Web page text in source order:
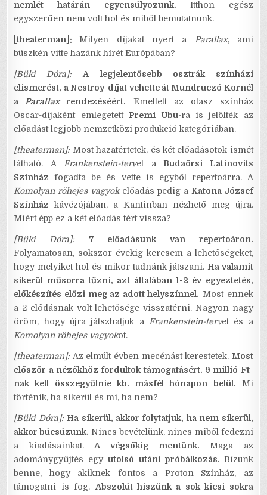
nemlét határán egyensúlyozunk. Itthon egész
egyszerűen nem volt hol és miből bemutatnunk.
[theaterman]: Milyen díjakat nyert a Parallax, ami
büszkén vitte hazánk hírét Európában?
[Büki Dóra]:
A legjelentősebb osztrák színházi
elismerést, a Nestroy-díjat vehette át Mundruczó Kornél
aParallaxrendezéséért. Emellett az olasz színház
Oscar-díjaként emlegetettPremi Ubu-ra is jelölték az
előadást legjobb nemzetközi produkció kategóriában.
[theaterman]: Most hazatértetek, és két előadásotok ismét
látható. AFrankenstein-tervet a Budaörsi Latinovits
Színház fogadta be és vette is egyből repertoárra. A
Komolyan röhejes vagyokelőadás pedig a Katona József
Színház kávézójában, a Kantinban nézhető meg újra.
Miért épp ez a két előadás tért vissza?
[Büki Dóra]:
7 előadásunk van repertoáron.
Folyamatosan, sokszor évekig keresem a lehetőségeket,
hogy melyiket hol és mikor tudnánk játszani. Ha valamit
sikerül műsorra tűzni, azt általában 1-2 év egyeztetés,
előkészítés előzi meg az adott helyszínnel. Most ennek
a 2 elődásnak volt lehetősége visszatérni. Nagyon nagy
öröm, hogy újra játszhatjuk aFrankenstein-tervet és a
Komolyan röhejes vagyokot.
[theaterman]: Az elmúlt évben mecénást kerestetek. Most
először a nézőkhöz fordultok támogatásért. 9 millió Ft-
nak kell összegyűlnie kb. másfél hónapon belül. Mi
történik, ha sikerül és mi, ha nem?
[Büki Dóra]: Ha sikerül, akkor folytatjuk, ha nem sikerül,
akkor búcsúzunk. Nincs bevételünk, nincs miből fedezni
a kiadásainkat.A végsőkig mentünk. Maga az
adománygyűjtés egyutolsó utáni próbálkozás. Bízunk
benne, hogy akiknek fontos a Proton Színház, az
támogatni is fog.Abszolút hiszünk a sok kicsi sokra